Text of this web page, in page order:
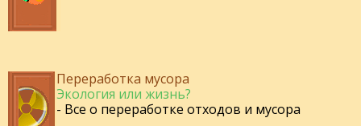
Переработка мусора
Экология или жизнь?
- Все о переработке отходов и мусора